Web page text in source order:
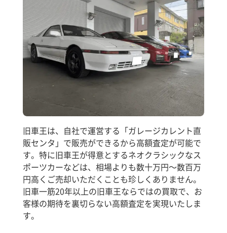
旧車王は、自社で運営する「ガレージカレント直
販センタ」で販売ができるから高額査定が可能で
す。特に旧車王が得意とするネオクラシックなス
ポーツカーなどは、相場よりも数十万円～数百万
円高くご売却いただくことも珍しくありません。
旧車一筋20年以上の旧車王ならではの買取で、お
客様の期待を裏切らない高額査定を実現いたしま
す。